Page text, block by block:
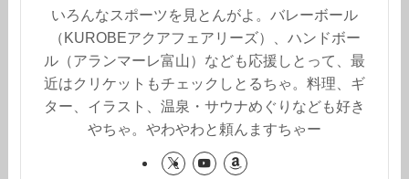
いろんなスポーツを見とんがよ。バレーボール
（KUROBEアクアフェアリーズ）、ハンドボー
ル（アランマーレ富山）なども応援しとって、最
近はクリケットもチェックしとるちゃ。料理、ギ
ター、イラスト、温泉・サウナめぐりなども好き
やちゃ。やわやわと頼んますちゃー